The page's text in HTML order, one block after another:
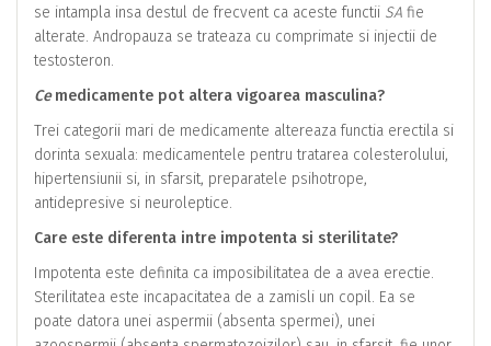
se intampla insa destul de frecvent ca aceste functii SA fie
alterate. Andropauza se trateaza cu comprimate si injectii de
testosteron.
Cemedicamente pot altera vigoarea masculina?
Trei categorii mari de medicamente altereaza functia erectila si
dorinta sexuala: medicamentele pentru tratarea colesterolului,
hipertensiunii si, in sfarsit, preparatele psihotrope,
antidepresive si neuroleptice.
Care este diferenta intre impotenta si sterilitate?
Impotenta este definita ca imposibilitatea de a avea erectie.
Sterilitatea este incapacitatea de a zamisli un copil. Ea se
poate datora unei aspermii (absenta spermei), unei